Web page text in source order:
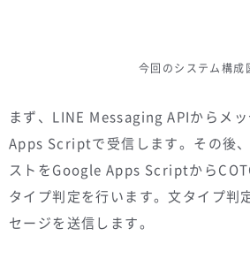
今回のシステム構成
まず、LINE Messaging APIからメ
Apps Scriptで受信します。その後
ストをGoogle Apps Scriptから
タイプ判定を行います。文タイプ判
セージを送信します。